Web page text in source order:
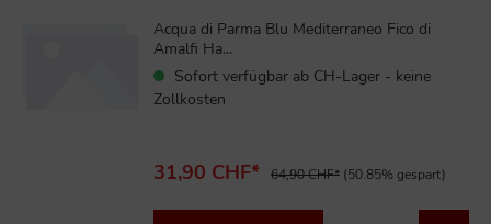
Acqua di Parma Blu Mediterraneo Fico di
Amalfi Ha...
Sofort verfügbar ab CH-Lager - keine
Zollkosten
31,90 CHF* 64,90 CHF* (50.85% gespart)